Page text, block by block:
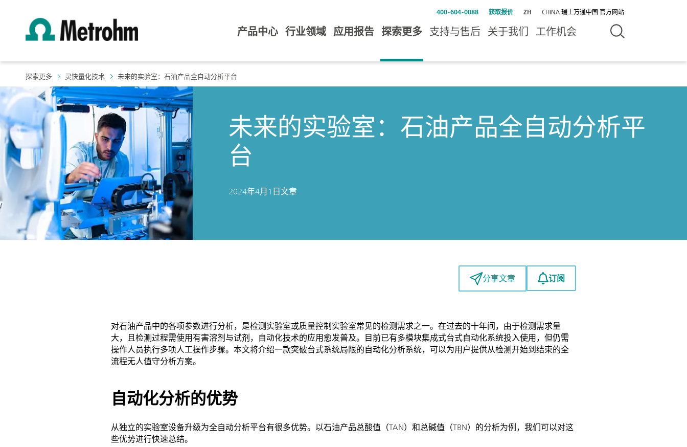
400-604-0088 获取报价 ZH CHINA 瑞士万通中国 官方网站
产品中心 行业领域 应用报告 探索更多 支持与售后 关于我们 工作机会
探索更多 灵快量化技术 未来的实验室：石油产品全自动分析平台
未来的实验室：石油产品全自动分析平
台
2024年4月1日文章
分享文章 订阅
对石油产品中的各项参数进行分析，是检测实验室或质量控制实验室常见的检测需求之一。在过去的十年间，由于检测需求量
大，且检测过程需使用有害溶剂与试剂，自动化技术的应用愈发普及。目前已有多模块集成式台式自动化系统投入使用，但仍需
操作人员执行多项人工操作步骤。本文将介绍一款突破台式系统局限的自动化分析系统，可以为用户提供从检测开始到结束的全
流程无人值守分析方案。
自动化分析的优势
从独立的实验室设备升级为全自动分析平台有很多优势。以石油产品总酸值（TAN）和总碱值（TBN）的分析为例，我们可以对这
些优势进行快速总结。